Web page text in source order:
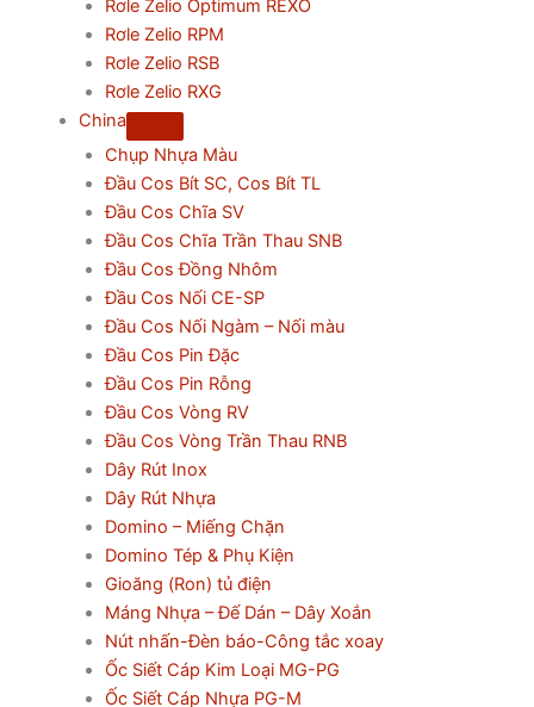
Rơle Zelio Optimum REXO
Rơle Zelio RPM
Rơle Zelio RSB
Rơle Zelio RXG
China
Chụp Nhựa Màu
Đầu Cos Bít SC, Cos Bít TL
Đầu Cos Chĩa SV
Đầu Cos Chĩa Trần Thau SNB
Đầu Cos Đồng Nhôm
Đầu Cos Nối CE-SP
Đầu Cos Nối Ngàm – Nối màu
Đầu Cos Pin Đặc
Đầu Cos Pin Rỗng
Đầu Cos Vòng RV
Đầu Cos Vòng Trần Thau RNB
Dây Rút Inox
Dây Rút Nhựa
Domino – Miếng Chặn
Domino Tép & Phụ Kiện
Gioăng (Ron) tủ điện
Máng Nhựa – Đế Dán – Dây Xoắn
Nút nhấn-Đèn báo-Công tắc xoay
Ốc Siết Cáp Kim Loại MG-PG
Ốc Siết Cáp Nhựa PG-M